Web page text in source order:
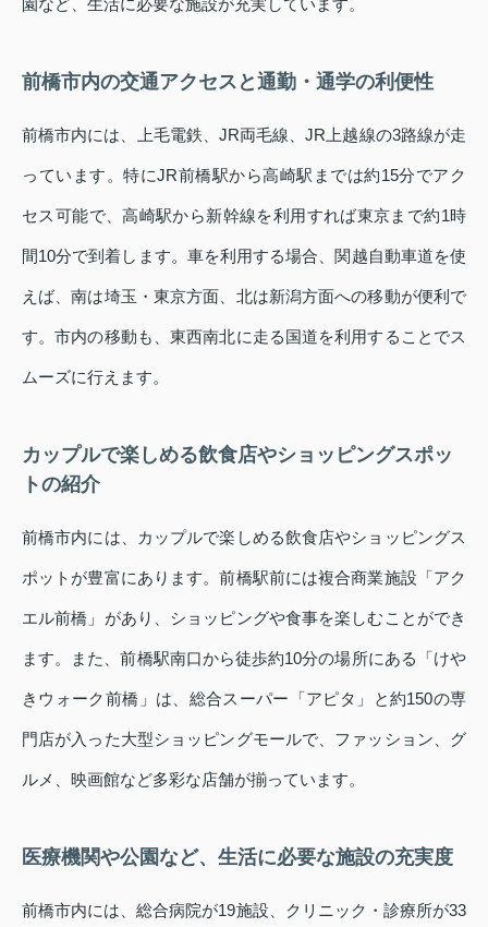
前橋市内の交通アクセスと通勤・通学の利便性
前橋市内には、上毛電鉄、JR両毛線、JR上越線の3路線が走
っています。特にJR前橋駅から高崎駅までは約15分でアク
セス可能で、高崎駅から新幹線を利用すれば東京まで約1時
間10分で到着します。車を利用する場合、関越自動車道を使
えば、南は埼玉・東京方面、北は新潟方面への移動が便利で
す。市内の移動も、東西南北に走る国道を利用することでス
ムーズに行えます。
カップルで楽しめる飲食店やショッピングスポッ
トの紹介
前橋市内には、カップルで楽しめる飲食店やショッピングス
ポットが豊富にあります。前橋駅前には複合商業施設「アク
エル前橋」があり、ショッピングや食事を楽しむことができ
ます。また、前橋駅南口から徒歩約10分の場所にある「けや
きウォーク前橋」は、総合スーパー「アピタ」と約150の専
門店が入った大型ショッピングモールで、ファッション、グ
ルメ、映画館など多彩な店舗が揃っています。
医療機関や公園など、生活に必要な施設の充実度
前橋市内には、総合病院が19施設、クリニック・診療所が33